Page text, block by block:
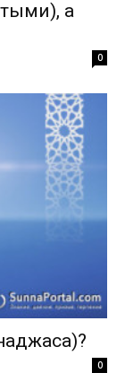
а
0
0